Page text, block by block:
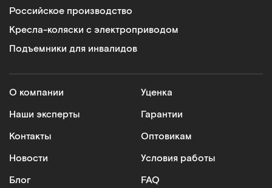
Российское производство
Кресла-коляски с электроприводом
Подъемники для инвалидов
О компании
Наши эксперты
Контакты
Новости
Блог
Уценка
Гарантии
Оптовикам
Условия работы
FAQ